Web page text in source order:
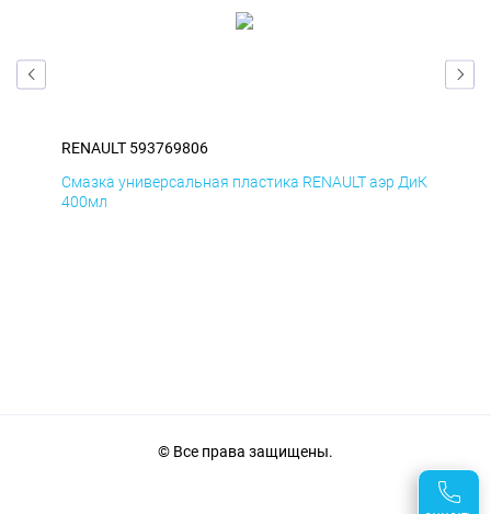
RENAULT 593769806
Смазка универсальная пластика RENAULT аэр ДиК
400мл
© Все права защищены.